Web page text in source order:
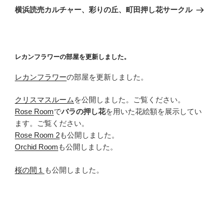
ゲ
ン
の
横浜読売カルチャー、彩りの丘、町田押し花サークル
レカンフラワーの部屋を更新しました。
レカンフラワーの部屋を更新しました。
クリスマスルーム を公開しました。ご覧ください。
Rose Roomでバラの押し花を用いた花絵額を展示してい
ます。ご覧ください。
Rose Room 2も公開しました。
Orchid Room も公開しました。
桜の間１ も公開しました。